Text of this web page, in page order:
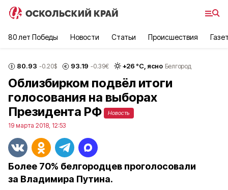
80 лет Победы Новости Статьи Происшествия
80.93 -0.20$ 93.19 -0.39€ +26 °С, ясно Белгород
Облизбирком подвёл итоги
голосования на выборах
Президента РФ
Новость
19 марта 2018, 12:53
Более 70% белгородцев проголосовали
за Владимира Путина.